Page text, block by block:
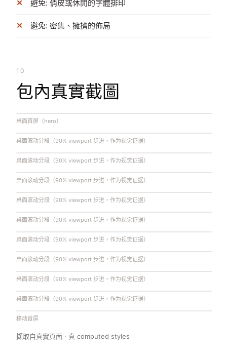
避免: 俏皮或休閒的字體排印
避免: 密集、擁擠的佈局
10
包內真實截圖
桌面首屏（hero）
桌面滚动分段（90% viewport 步进，作为视觉证据）
桌面滚动分段（90% viewport 步进，作为视觉证据）
桌面滚动分段（90% viewport 步进，作为视觉证据）
桌面滚动分段（90% viewport 步进，作为视觉证据）
桌面滚动分段（90% viewport 步进，作为视觉证据）
桌面滚动分段（90% viewport 步进，作为视觉证据）
桌面滚动分段（90% viewport 步进，作为视觉证据）
桌面滚动分段（90% viewport 步进，作为视觉证据）
桌面滚动分段（90% viewport 步进，作为视觉证据）
移动首屏
擷取自真實頁面 · 真 computed styles